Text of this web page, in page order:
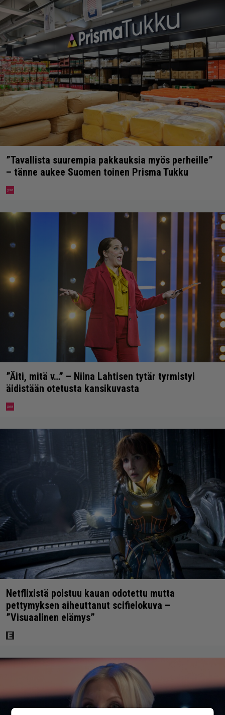
”Tavallista suurempia pakkauksia myös perheille”
– tänne aukee Suomen toinen Prisma Tukku
”Äiti, mitä v…” – Niina Lahtisen tytär tyrmistyi
äidistään otetusta kansikuvasta
Netflixistä poistuu kauan odotettu mutta
pettymyksen aiheuttanut scifielokuva –
”Visuaalinen elämys”